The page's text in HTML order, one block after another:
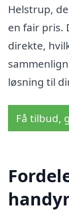
Helstrup,
en fair pris.
direkte,
løsning til
Få tilbud,